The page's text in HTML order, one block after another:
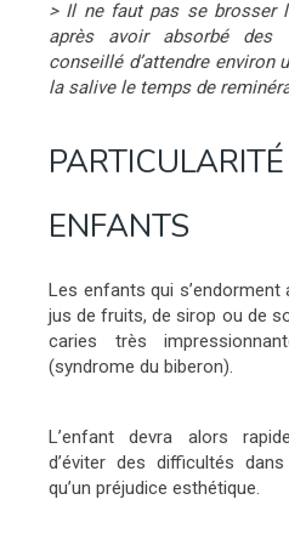
> Il ne faut pas se brosser
après avoir absorbé
conseillé d’attendre environ
la salive le temps de
ENFANTS
Les enfants qui s’endorment
jus de fruits, de sirop ou de
caries très
(syndrome du biberon).
L’enfant devra alors
d’éviter des difficultés
qu’un préjudice esthétique.